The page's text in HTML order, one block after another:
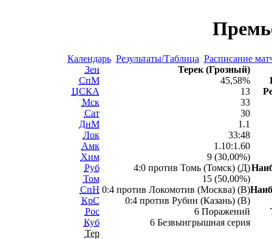
Календарь Результаты/Таблица Расписание
Зен
СпМ
ЦСКА
Мск
Сат
ДнМ
Лок
Амк
Хим
Руб
Том
СпН
КрС
Рос
Куб
Тер
Терек (Грозный)
45,58%
13
33
30
1.1
33:48
1.10:1.60
9 (30,00%)
4:0 против Томь (Томск) (Д)
15 (50,00%)
0:4 против Локомотив (Москва) (В)
0:4 против Рубин (Казань) (В)
6 Поражений
6 Безвыигрышная серия